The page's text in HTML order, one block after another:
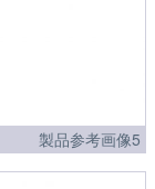
製品参考画像5